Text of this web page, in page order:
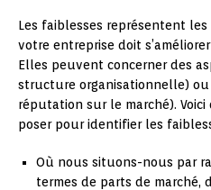
Les faiblesses représentent
votre entreprise doit
Elles peuvent concerner des
structure organisationnelle) ou
réputation sur le marché).
poser pour identifier les
Où nous situons-nous par
termes de parts de marché,